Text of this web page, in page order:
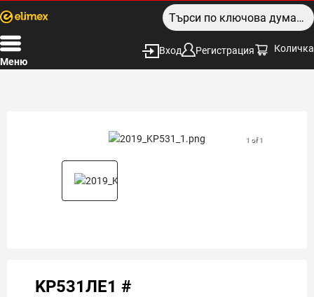
Меню
Вход Регистрация Количка
1 of 1
KP531ЛЕ1 #